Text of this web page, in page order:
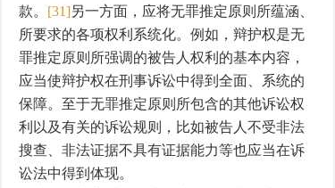
款。 [31]另一方面，应将无罪推定原则所蕴涵、
所要求的各项权利系统化。例如，辩护权是无
罪推定原则所强调的被告人权利的基本内容，
应当使辩护权在刑事诉讼中得到全面、系统的
保障。至于无罪推定原则所包含的其他诉讼权
利以及有关的诉讼规则，比如被告人不受非法
搜查、非法证据不具有证据能力等也应当在诉
讼法中得到体现。